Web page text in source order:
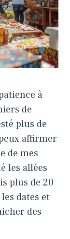
à
de
plus de
affirmer
de mes
les allées
plus de 20
dates et
des